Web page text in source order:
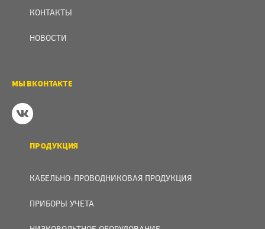
КОНТАКТЫ
НОВОСТИ
МЫ ВКОНТАКТЕ
ПРОДУКЦИЯ
КАБЕЛЬНО-ПРОВОДНИКОВАЯ ПРОДУКЦИЯ
ПРИБОРЫ УЧЕТА